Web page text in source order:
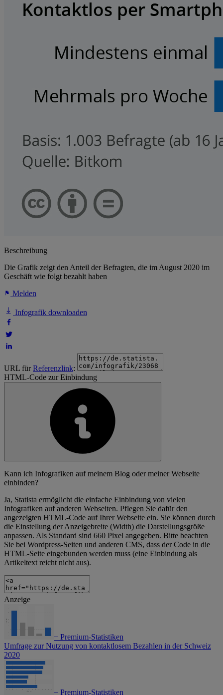
Beschreibung
Die Grafik zeigt den Anteil der Befragten, die im August 2020 im
Geschäft wie folgt bezahlt haben
Melden
Infografik downloaden
URL fürReferenzlink:
HTML-Code zur Einbindung
Kann ich Infografiken auf meinem Blog oder meiner Webseite
einbinden?
Ja, Statista ermöglicht die einfache Einbindung von vielen
Infografiken auf anderen Webseiten. Pflegen Sie dafür den
angezeigten HTML-Code auf Ihrer Webseite ein. Sie können durch
die Einstellung der Anzeigebreite (Width) die Darstellungsgröße
anpassen. Als Standard sind 660 Pixel angegeben. Bitte beachten
Sie bei Wordpress-Seiten und anderen CMS, dass der Code in die
HTML-Seite eingebunden werden muss (eine Einbindung als
Artikeltext reicht nicht aus).
Anzeige
+ Premium-Statistiken
Umfrage zur Nutzung von kontaktlosem Bezahlen in der Schweiz
2020
+ Premium-Statistiken